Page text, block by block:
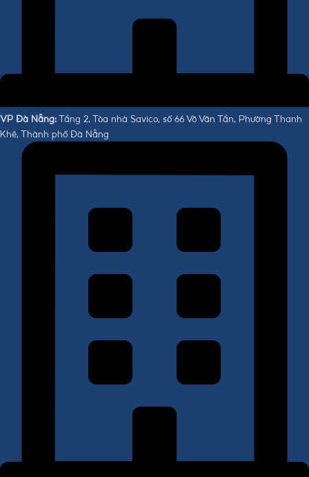
VP Đà Nẵng: Tầng 2, Tòa nhà Savico, số 66 Võ Văn Tần, Phường Thanh
Khê, Thành phố Đà Nẵng